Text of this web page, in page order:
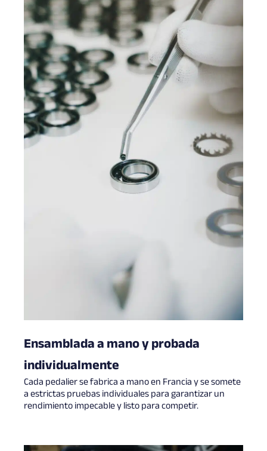
Ensamblada a mano y probada
individualmente
Cada pedalier se fabrica a mano en Francia y se somete
a estrictas pruebas individuales para garantizar un
rendimiento impecable y listo para competir.